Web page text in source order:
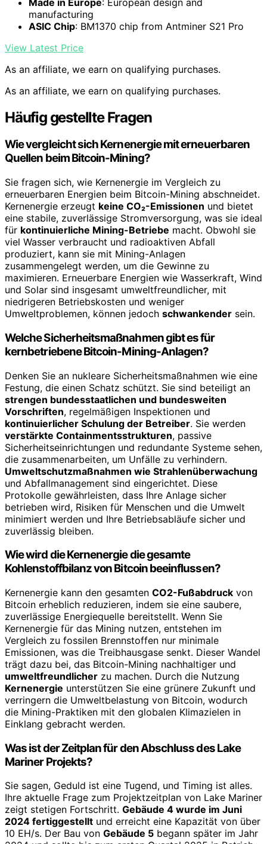
manufacturing
ASIC Chip: BM1370 chip from Antminer S21 Pro
View Latest Price
As an affiliate, we earn on qualifying purchases.
As an affiliate, we earn on qualifying purchases.
Häufig gestellte Fragen
Wie vergleicht sich Kernenergie mit erneuerbaren
Quellen beim Bitcoin-Mining?
Sie fragen sich, wie Kernenergie im Vergleich zu
erneuerbaren Energien beim Bitcoin-Mining abschneidet.
Kernenergie erzeugt keine CO₂-Emissionen und bietet
eine stabile, zuverlässige Stromversorgung, was sie ideal
für kontinuierliche Mining-Betriebe macht. Obwohl sie
viel Wasser verbraucht und radioaktiven Abfall
produziert, kann sie mit Mining-Anlagen
zusammengelegt werden, um die Gewinne zu
maximieren. Erneuerbare Energien wie Wasserkraft, Wind
und Solar sind insgesamt umweltfreundlicher, mit
niedrigeren Betriebskosten und weniger
Umweltproblemen, können jedoch schwankender sein.
Welche Sicherheitsmaßnahmen gibt es für
kernbetriebene Bitcoin-Mining-Anlagen?
Denken Sie an nukleare Sicherheitsmaßnahmen wie eine
Festung, die einen Schatz schützt. Sie sind beteiligt an
strengen bundesstaatlichen und bundesweiten
Vorschriften, regelmäßigen Inspektionen und
kontinuierlicher Schulung der Betreiber. Sie werden
verstärkte Containmentsstrukturen, passive
Sicherheitseinrichtungen und redundante Systeme sehen,
die zusammenarbeiten, um Unfälle zu verhindern.
Umweltschutzmaßnahmen wie Strahlenüberwachung
und Abfallmanagement sind eingerichtet. Diese
Protokolle gewährleisten, dass Ihre Anlage sicher
betrieben wird, Risiken für Menschen und die Umwelt
minimiert werden und Ihre Betriebsabläufe sicher und
zuverlässig bleiben.
Wie wird die Kernenergie die gesamte
Kohlenstoffbilanz von Bitcoin beeinflussen?
Kernenergie kann den gesamten CO2-Fußabdruck von
Bitcoin erheblich reduzieren, indem sie eine saubere,
zuverlässige Energiequelle bereitstellt. Wenn Sie
Kernenergie für das Mining nutzen, entstehen im
Vergleich zu fossilen Brennstoffen nur minimale
Emissionen, was die Treibhausgase senkt. Dieser Wandel
trägt dazu bei, das Bitcoin-Mining nachhaltiger und
umweltfreundlicher zu machen. Durch die Nutzung
Kernenergie unterstützen Sie eine grünere Zukunft und
verringern die Umweltbelastung von Bitcoin, wodurch
die Mining-Praktiken mit den globalen Klimazielen in
Einklang gebracht werden.
Was ist der Zeitplan für den Abschluss des Lake
Mariner Projekts?
Sie sagen, Geduld ist eine Tugend, und Timing ist alles.
Ihre aktuelle Frage zum Projektzeitplan von Lake Mariner
zeigt stetigen Fortschritt. Gebäude 4 wurde im Juni
2024 fertiggestellt und erreicht eine Kapazität von über
10 EH/s. Der Bau von Gebäude 5 begann später im Jahr